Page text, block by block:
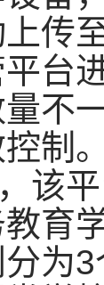
传
台
不
制。
该
育
为